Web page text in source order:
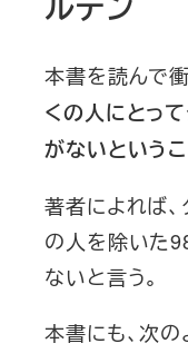
本書を読んで
くの人にとっ
がないという
著者によれば
の人を除いた
ないと言う。
本書にも、次の